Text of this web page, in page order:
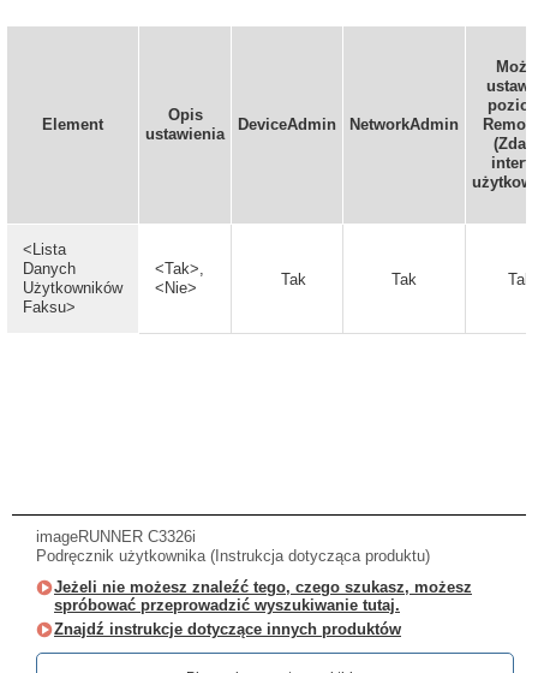
Element
Opis
ustawienia
DeviceAdmin NetworkAdmin
<Lista
Danych
Użytkowników
Faksu>
<Tak>,
<Nie>
Tak Tak Tak
imageRUNNER C3326i
Podręcznik użytkownika (Instrukcja dotycząca produktu)
Jeżeli nie możesz znaleźć tego, czego szukasz, możesz
spróbować przeprowadzić wyszukiwanie tutaj.
Znajdź instrukcje dotyczące innych produktów